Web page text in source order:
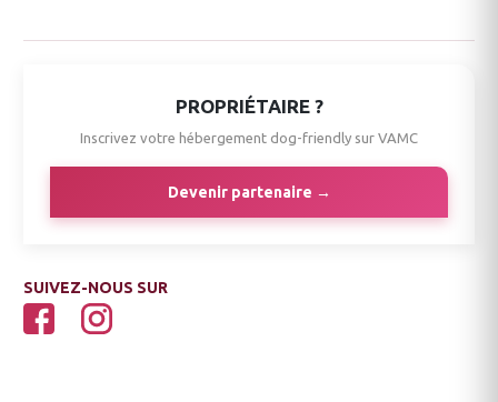
PROPRIÉTAIRE ?
Inscrivez votre hébergement dog-friendly sur VAMC
Devenir partenaire →
SUIVEZ-NOUS SUR